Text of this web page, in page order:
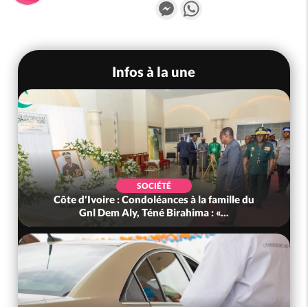
Messenger
Infos à la une
SOCIÉTÉ
: Condoléances à la famille du
Aly, Téné Birahima : «...
Cameroun : Un